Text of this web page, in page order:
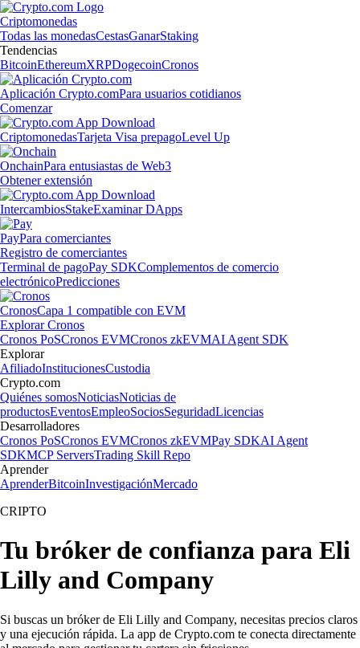
Criptomonedas
Todas las monedasCestasGanarStaking
Tendencias
BitcoinEthereumXRPDogecoinCronos
Aplicación Crypto.comPara usuarios cotidianos
Comenzar
CriptomonedasTarjeta Visa prepagoLevel Up
OnchainPara entusiastas de Web3
Obtener extensión
IntercambiosStakeExaminar DApps
PayPara comerciantes
Registro de comerciantes
Terminal de pagoPay SDKComplementos de comercio
electrónicoPredicciones
CronosCapa 1 compatible con EVM
Explorar Cronos
Cronos PoSCronos EVMCronos zkEVMAI Agent SDK
Explorar
AfiliadoInstitucionesCustodia
Crypto.com
Quiénes somosNoticiasNoticias de
productosEventosEmpleoSociosSeguridadLicencias
Desarrolladores
Cronos PoSCronos EVMCronos zkEVMPay SDKAI Agent
SDKMCP ServersTrading Skill Repo
Aprender
AprenderBitcoinInvestigaciónMercado
CRIPTO
Tu bróker de confianza para Eli
Lilly and Company
Si buscas un bróker de Eli Lilly and Company, necesitas precios claros
y una ejecución rápida. La app de Crypto.com te conecta directamente